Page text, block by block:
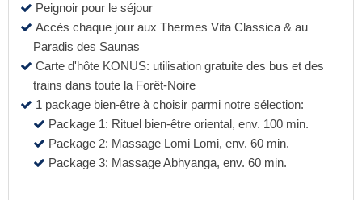
Peignoir pour le séjour
Accès chaque jour aux Thermes Vita Classica & au
Paradis des Saunas
Carte d'hôte KONUS: utilisation gratuite des bus et des
trains dans toute la Forêt-Noire
1 package bien-être à choisir parmi notre sélection:
Package 1: Rituel bien-être oriental, env. 100 min.
Package 2: Massage Lomi Lomi, env. 60 min.
Package 3: Massage Abhyanga, env. 60 min.